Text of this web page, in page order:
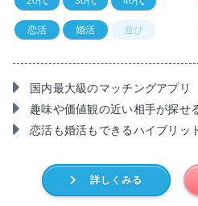
国内最大級のマッチングアプリ
趣味や価値観の近い相手が探せ
恋活も婚活もできるハイブリッ
恋活 婚活 遊び
詳しくみる